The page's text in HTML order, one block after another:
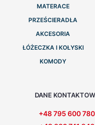
MATERACE
PRZEŚCIERADŁA
AKCESORIA
ŁÓŻECZKA I KOŁYSKI
KOMODY
DANE
+48 795 600 780